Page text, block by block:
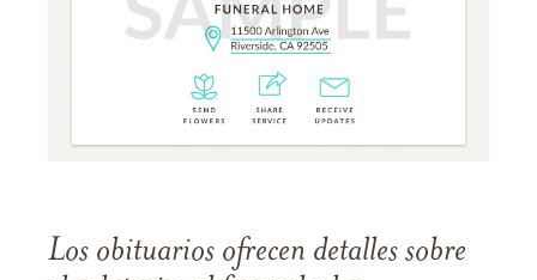
Los obituarios ofrecen detalles sobre